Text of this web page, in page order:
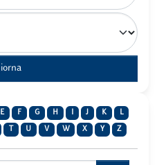
E F G H J K L
U V W X Y Z